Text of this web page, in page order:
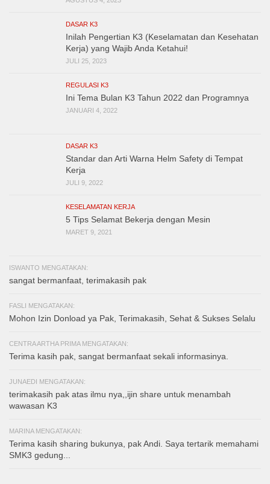
DASAR K3
Inilah Pengertian K3 (Keselamatan dan Kesehatan
Kerja) yang Wajib Anda Ketahui!
JULI 25, 2023
REGULASI K3
Ini Tema Bulan K3 Tahun 2022 dan Programnya
JANUARI 4, 2022
DASAR K3
Standar dan Arti Warna Helm Safety di Tempat
Kerja
JULI 9, 2022
KESELAMATAN KERJA
5 Tips Selamat Bekerja dengan Mesin
MARET 9, 2021
ISWANTO MENGATAKAN:
sangat bermanfaat, terimakasih pak
FASLI MENGATAKAN:
Mohon Izin Donload ya Pak, Terimakasih, Sehat & Sukses Selalu
CENTRA ARTHA PRIMA MENGATAKAN:
Terima kasih pak, sangat bermanfaat sekali informasinya.
JUNAEDI MENGATAKAN:
terimakasih pak atas ilmu nya,,ijin share untuk menambah
wawasan K3
MARINA MENGATAKAN:
Terima kasih sharing bukunya, pak Andi. Saya tertarik memahami
SMK3 gedung...